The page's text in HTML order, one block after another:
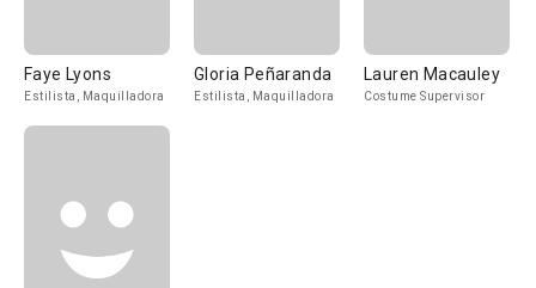
Faye Lyons
Estilista, Maquilladora
Gloria Peñaranda
Estilista, Maquilladora
Lauren Macauley
Costume Supervisor